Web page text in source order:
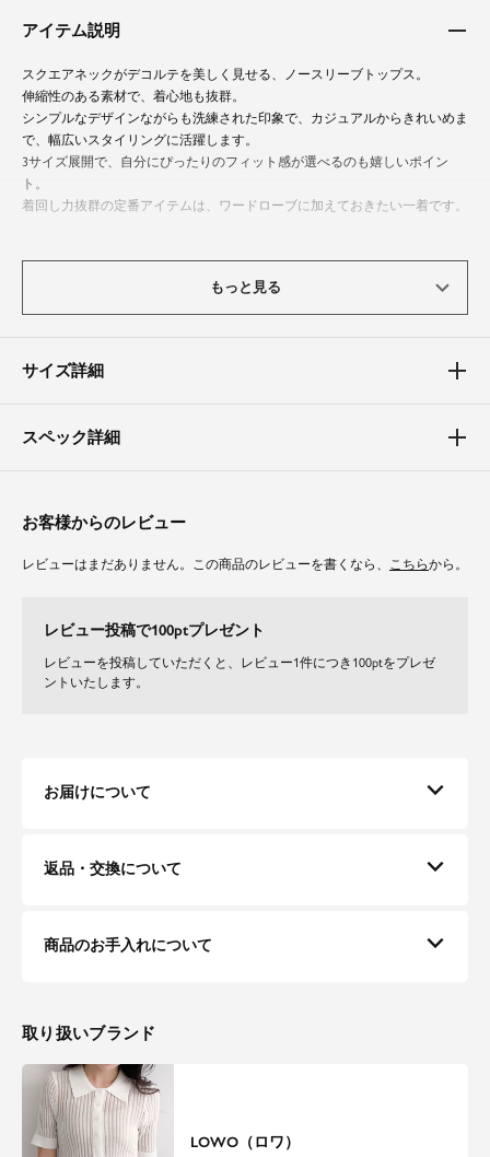
アイテム説明
スクエアネックがデコルテを美しく見せる、ノースリーブトップス。
伸縮性のある素材で、着心地も抜群。
シンプルなデザインながらも洗練された印象で、カジュアルからきれいめま
で、幅広いスタイリングに活躍します。
3サイズ展開で、自分にぴったりのフィット感が選べるのも嬉しいポイン
ト。
着回し力抜群の定番アイテムは、ワードローブに加えておきたい一着です。
体型カバーポイント
すっきりと着て頂けるサイズ感で、お腹まわりを上手にカバーします。
もっと見る
サイズ詳細
スペック詳細
お客様からのレビュー
レビューはまだありません。この商品のレビューを書くなら、 こちらから。
レビュー投稿で100ptプレゼント
レビューを投稿していただくと、レビュー1件につき100ptをプレゼ
ントいたします。
お届けについて
返品・交換について
商品のお手入れについて
取り扱いブランド
LOWO（ロワ）